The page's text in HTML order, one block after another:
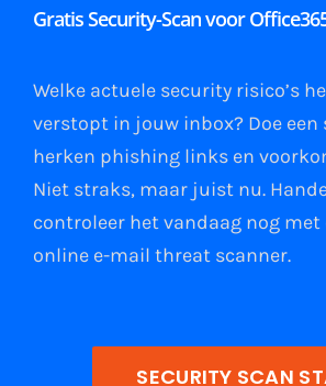
Gratis Security-Scan voor
Welke actuele security risico’s
verstopt in jouw inbox? Doe
herken phishing linksen
Niet straks, maar juist nu.
controleer het vandaag nog met
online e-mail threat scanner.
SECURITY SCAN